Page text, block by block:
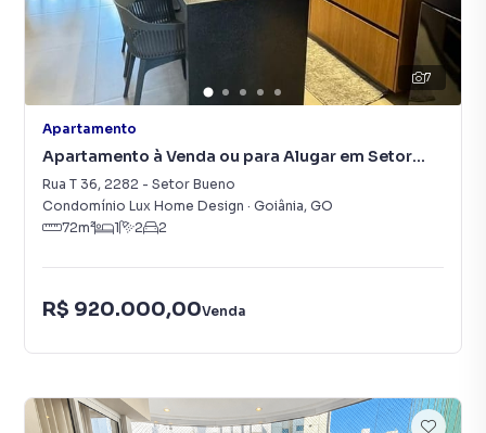
7
Apartamento
Apartamento à Venda ou para Alugar em Setor
Bueno
Rua T 36, 2282 - Setor Bueno
Condomínio Lux Home Design · Goiânia, GO
72m² 1 2 2
R$ 920.000,00Venda